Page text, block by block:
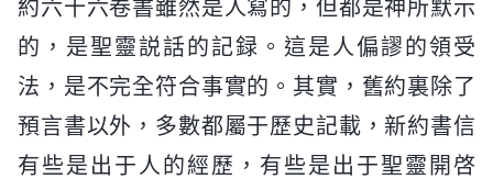
約六十六卷書雖然是人寫的，但都是神所默示
的，是聖靈説話的記録。這是人偏謬的領受
法，是不完全符合事實的。其實，舊約裏除了
預言書以外，多數都屬于歷史記載，新約書信
有些是出于人的經歷，有些是出于聖靈開啓